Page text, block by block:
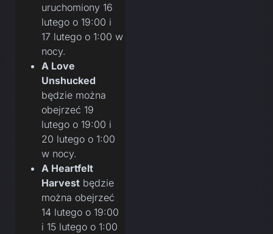
uruchomiony 16
lutego o 19:00 i
17 lutego o 1:00 w
nocy.
A Love
Unshucked
będzie można
obejrzeć 19
lutego o 19:00 i
20 lutego o 1:00
w nocy.
A Heartfelt
Harvest będzie
można obejrzeć
14 lutego o 19:00
i 15 lutego o 1:00